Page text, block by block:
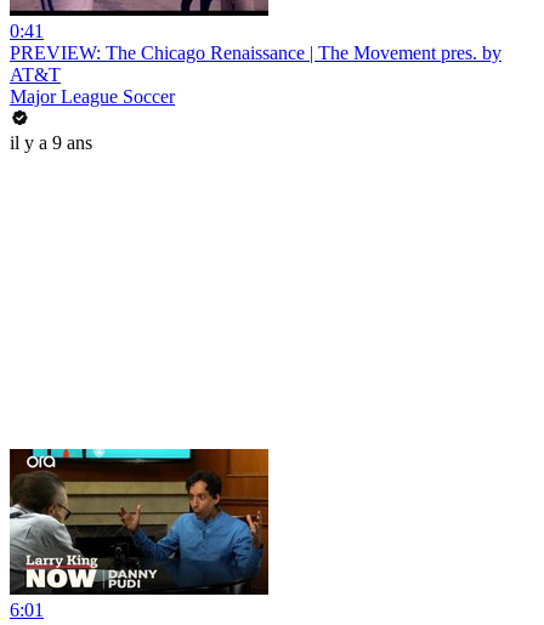
0:41
PREVIEW: The Chicago Renaissance | The Movement pres. by
AT&T
Major League Soccer
il y a 9 ans
6:01